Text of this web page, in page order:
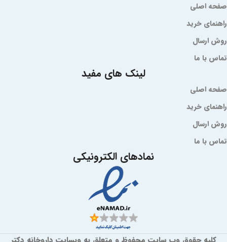
صفحه اصلی
راهنمای خرید
روش ارسال
تماس با ما
لینک های مفید
صفحه اصلی
راهنمای خرید
روش ارسال
تماس با ما
نمادهای الکترونیکی